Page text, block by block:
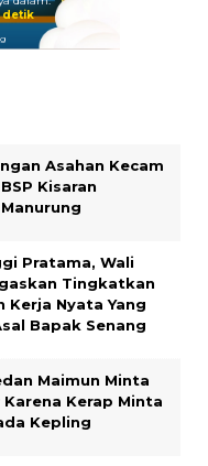
detik
Asahan Kecam
Kisaran
Pratama, Wali
Tingkatkan
Kerja Nyata Yang
Bapak Senang
Maimun Minta
Kerap Minta
Kepling